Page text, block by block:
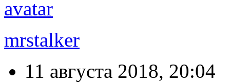
mrstalker
11 августа 2018, 20:04